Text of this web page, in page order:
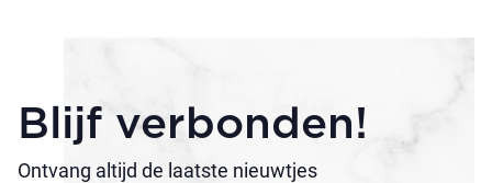
Blijf verbonden!
Ontvang altijd de laatste nieuwtjes